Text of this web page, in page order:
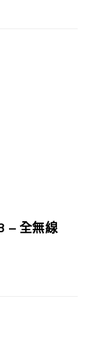
– 全無線